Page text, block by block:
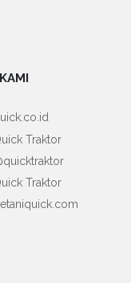
Traktor
Traktor